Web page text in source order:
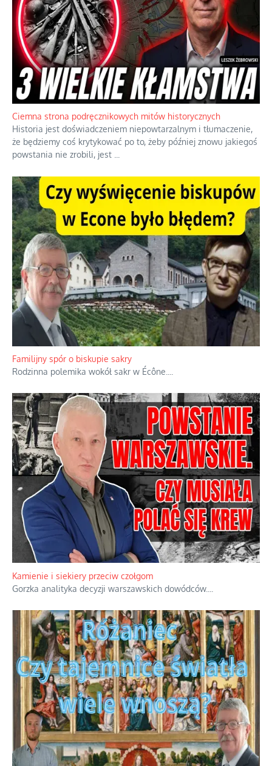
Ciemna strona podręcznikowych mitów historycznych
Historia jest doświadczeniem niepowtarzalnym i tłumaczenie,
że będziemy coś krytykować po to, żeby później znowu jakiegoś
powstania nie zrobili, jest
Familijny spór o biskupie sakry
Rodzinna polemika wokół sakr w Écône.
Kamienie i siekiery przeciw czołgom
Gorzka analityka decyzji warszawskich dowódców.